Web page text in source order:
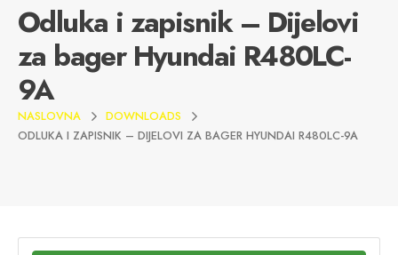
Odluka i zapisnik – Dijelovi
za bager Hyundai R480LC-
9A
NASLOVNA
DOWNLOADS
ODLUKA I ZAPISNIK – DIJELOVI ZA BAGER HYUNDAI R480LC-9A